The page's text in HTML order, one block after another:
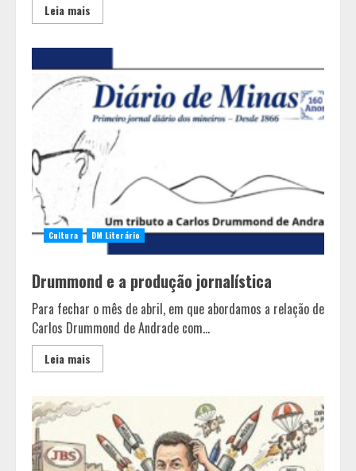
Leia mais
Cultura DM Literário
Drummond e a produção jornalística
Para fechar o mês de abril, em que abordamos a relação de
Carlos Drummond de Andrade com...
Leia mais